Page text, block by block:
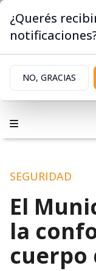
SEGURIDAD
El
la
cuerpo
¿Querés
NO, GRACIAS